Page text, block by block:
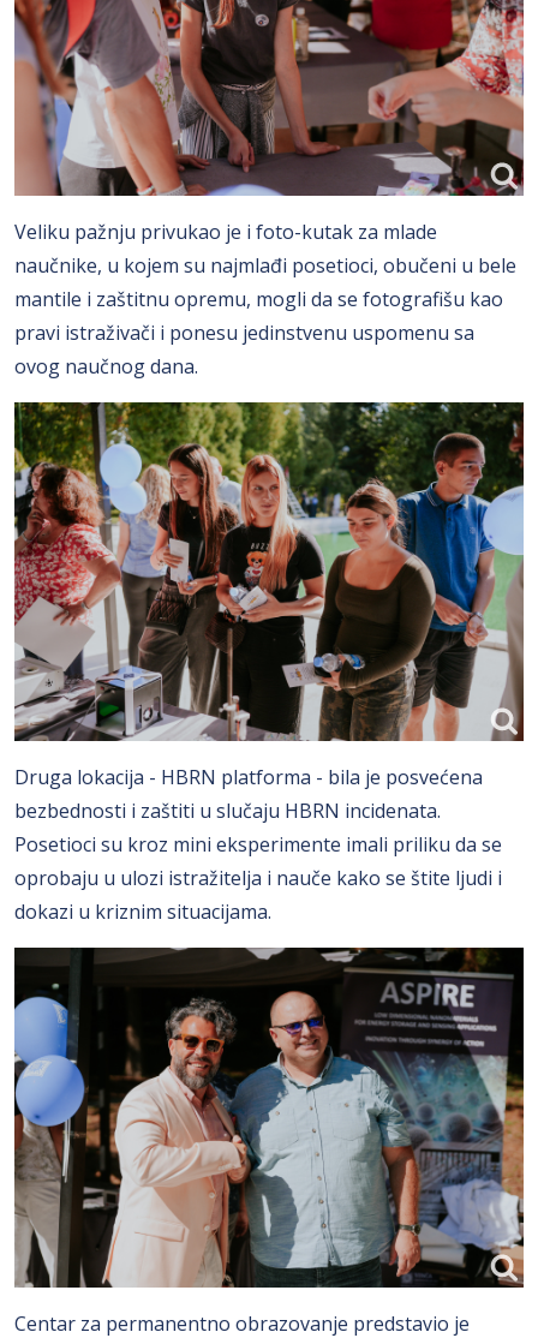
Veliku pažnju privukao je i foto-kutak za mlade
naučnike, u kojem su najmlađi posetioci, obučeni u bele
mantile i zaštitnu opremu, mogli da se fotografišu kao
pravi istraživači i ponesu jedinstvenu uspomenu sa
ovog naučnog dana.
Druga lokacija - HBRN platforma - bila je posvećena
bezbednosti i zaštiti u slučaju HBRN incidenata.
Posetioci su kroz mini eksperimente imali priliku da se
oprobaju u ulozi istražitelja i nauče kako se štite ljudi i
dokazi u kriznim situacijama.
Centar za permanentno obrazovanje predstavio je